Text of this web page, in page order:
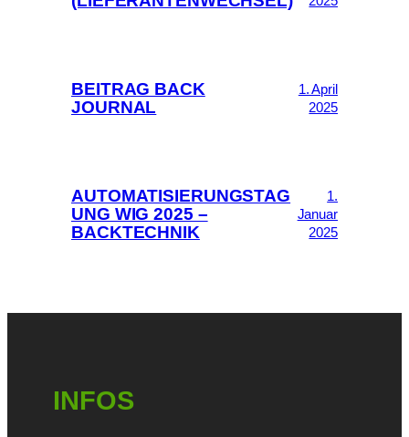
BEITRAG BACK
JOURNAL
1. April
2025
AUTOMATISIERUNGSTAG
UNG WIG 2025 –
BACKTECHNIK
1.
Januar
2025
INFOS